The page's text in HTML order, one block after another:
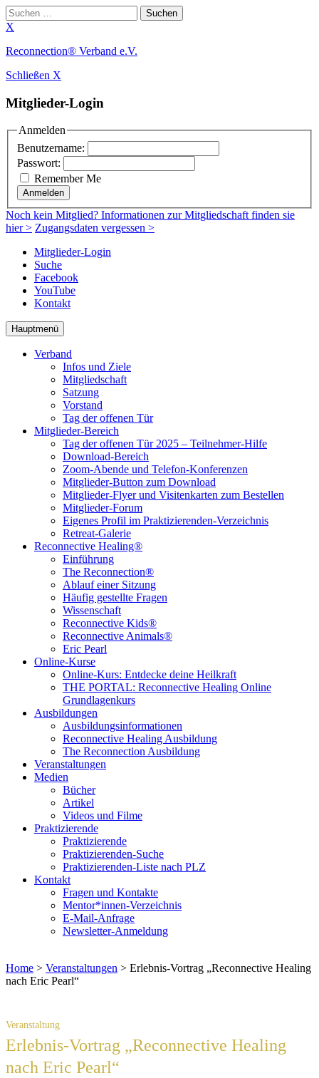
Suchen
nach:
X
Zum
springen
Reconnection® Verband e.V.
Schließen X
Mitglieder-Login
Anmelden
Benutzername:
Passwort:
Remember Me
Anmelden
Noch kein Mitglied? Informationen zur Mitgliedschaft finden sie
hier > Zugangsdaten vergessen >
Mitglieder-Login
Suche
Facebook
YouTube
Kontakt
Hauptmenü
Verband
Infos und Ziele
Mitgliedschaft
Satzung
Vorstand
Tag der offenen Tür
Mitglieder-Bereich
Tag der offenen Tür 2025 – Teilnehmer-Hilfe
Download-Bereich
Zoom-Abende und Telefon-Konferenzen
Mitglieder-Button zum Download
Mitglieder-Flyer und Visitenkarten zum Bestellen
Mitglieder-Forum
Eigenes Profil im Praktizierenden-Verzeichnis
Retreat-Galerie
Reconnective Healing®
Einführung
The Reconnection®
Ablauf einer Sitzung
Häufig gestellte Fragen
Wissenschaft
Reconnective Kids®
Reconnective Animals®
Eric Pearl
Online-Kurse
Online-Kurs: Entdecke deine Heilkraft
THE PORTAL: Reconnective Healing Online
Grundlagenkurs
Ausbildungen
Ausbildungsinformationen
Reconnective Healing Ausbildung
The Reconnection Ausbildung
Veranstaltungen
Medien
Bücher
Artikel
Videos und Filme
Praktizierende
Praktizierende
Praktizierenden-Suche
Praktizierenden-Liste nach PLZ
Kontakt
Fragen und Kontakte
Mentor*innen-Verzeichnis
E-Mail-Anfrage
Newsletter-Anmeldung
Home > Veranstaltungen > Erlebnis-Vortrag „Reconnective Healing
nach Eric Pearl“
Erlebnis-Vortrag „Reconnective Healing
nach Eric Pearl“